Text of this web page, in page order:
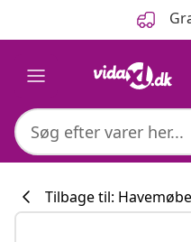
Tilbage til: